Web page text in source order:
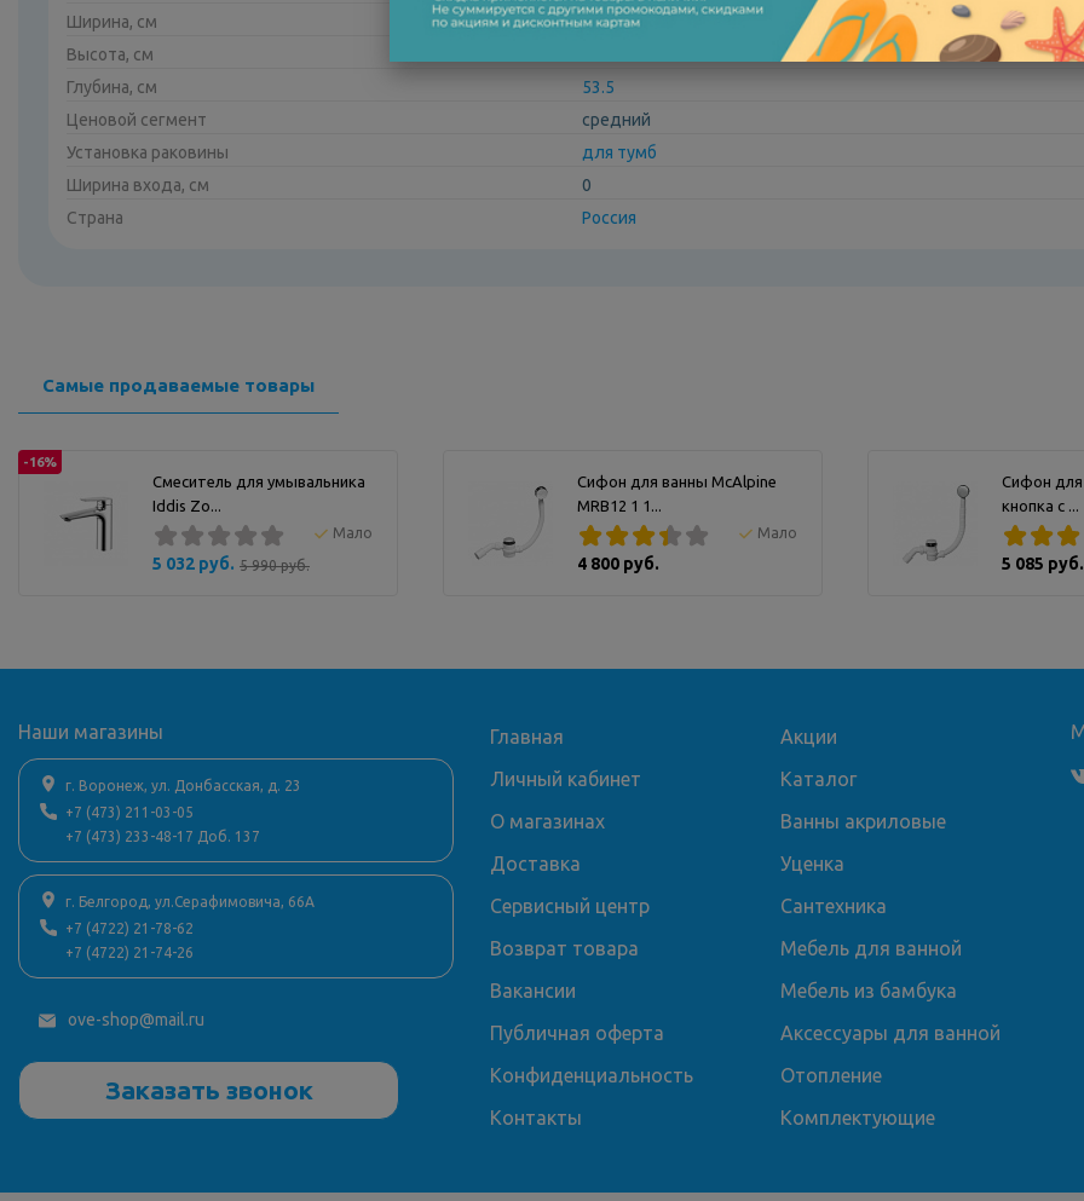
Ширина, см
80
Высота, см
Глубина, см
53.5
Ценовой сегмент
средний
Установка раковины
для тумб
Ширина входа, см
0
Страна
Россия
Самые продаваемые товары
-16%
Смеситель для умывальника
Iddis Zo...
Мало
5 032 руб. 5 990 руб.
Сифон для ванны McAlpine
MRB12 1 1...
Мало
4 800 руб.
Сифон для
кнопка с ...
5 085 руб.
Наши магазины
г. Воронеж, ул. Донбасская, д. 23
+7 (473) 211-03-05
+7 (473) 233-48-17 Доб. 137
г. Белгород, ул.Серафимовича, 66А
+7 (4722) 21-78-62
+7 (4722) 21-74-26
ove-shop@mail.ru
Заказать звонок
Главная
Личный кабинет
О магазинах
Доставка
Сервисный центр
Возврат товара
Вакансии
Публичная оферта
Конфиденциальность
Контакты
Акции
Каталог
Ванны акриловые
Уценка
Сантехника
Мебель для ванной
Мебель из бамбука
Аксессуары для ванной
Отопление
Комплектующие